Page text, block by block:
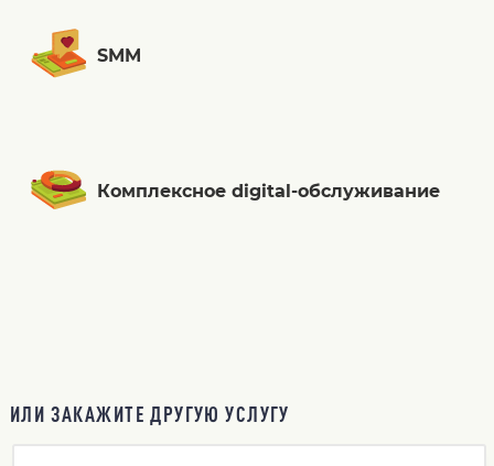
SMM
Комплексное digital-обслуживание
ИЛИ ЗАКАЖИТЕ ДРУГУЮ УСЛУГУ